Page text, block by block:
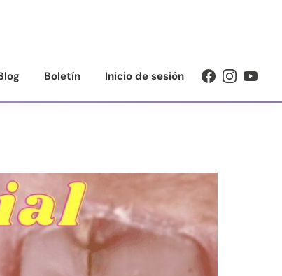
Boletín Inicio de sesión